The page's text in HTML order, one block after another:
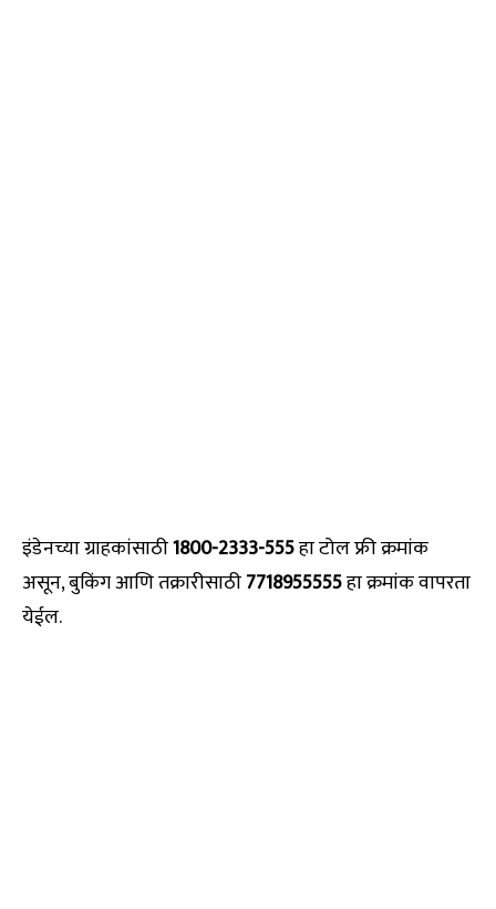
इंडेनच्या ग्राहकांसाठी1800-2333-555हा टोल फ्री क्रमांक
असून, बुकिंग आणि तक्रारीसाठी7718955555हा क्रमांक वापरता
येईल.